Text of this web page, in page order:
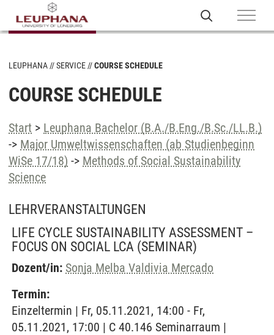
LEUPHANA SERVICE COURSE SCHEDULE
COURSE SCHEDULE
Start > Leuphana Bachelor (B.A./B.Eng./B.Sc./LL.B.)
-> Major Umweltwissenschaften (ab Studienbeginn
WiSe 17/18) -> Methods of Social Sustainability
Science
LEHRVERANSTALTUNGEN
LIFE CYCLE SUSTAINABILITY ASSESSMENT –
FOCUS ON SOCIAL LCA (SEMINAR)
Dozent/in: Sonja Melba Valdivia Mercado
Termin:
Einzeltermin | Fr, 05.11.2021, 14:00 - Fr,
05.11.2021, 17:00 | C 40.146 Seminarraum |